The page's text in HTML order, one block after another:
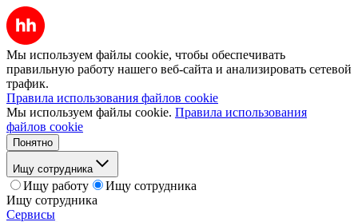
Мы используем файлы cookie, чтобы обеспечивать
правильную работу нашего веб-сайта и анализировать сетевой
трафик.
Правила использования файлов cookie
Мы используем файлы cookie. Правила использования
файлов cookie
Понятно
Ищу сотрудника
Ищу работу
Ищу сотрудника
Ищу сотрудника
Сервисы